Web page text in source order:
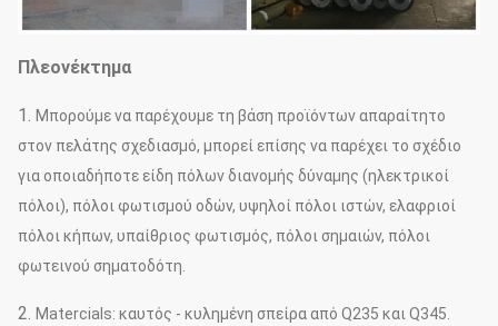
Πλεονέκτημα
1. Μπορούμε να παρέχουμε τη βάση προϊόντων απαραίτητο
στον πελάτης σχεδιασμό, μπορεί επίσης να παρέχει το σχέδιο
για οποιαδήποτε είδη πόλων διανομής δύναμης (ηλεκτρικοί
πόλοι), πόλοι φωτισμού οδών, υψηλοί πόλοι ιστών, ελαφριοί
πόλοι κήπων, υπαίθριος φωτισμός, πόλοι σημαιών, πόλοι
φωτεινού σηματοδότη.
2. Matercials: καυτός - κυλημένη σπείρα από Q235 και Q345.